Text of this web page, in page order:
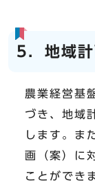
5．地域
農業経営基
づき、地域
します。ま
画（案）に
ことができ